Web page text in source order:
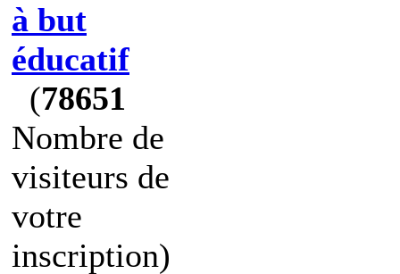
à but
éducatif
(78651
Nombre de
visiteurs de
votre
inscription)